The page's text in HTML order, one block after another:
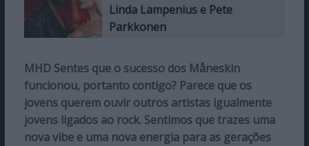
Linda Lampenius e Pete
Parkkonen
MHD Sentes que o sucesso dos Måneskin
funcionou, portanto contigo? Parece que os
jovens querem ouvir outros artistas igualmente
jovens ligados ao rock. Sentimos que trazes uma
nova vibe e uma nova energia para as gerações